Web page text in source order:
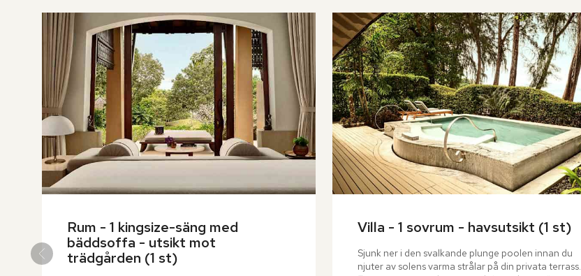
Rum - 1 kingsize-säng med
bäddsoffa - utsikt mot
trädgården (1 st)
Villa - 1 sovrum - havsutsikt (1 st)
Sjunk ner i den svalkande plunge poolen innan du
njuter av solens varma strålar på din privata terrass.